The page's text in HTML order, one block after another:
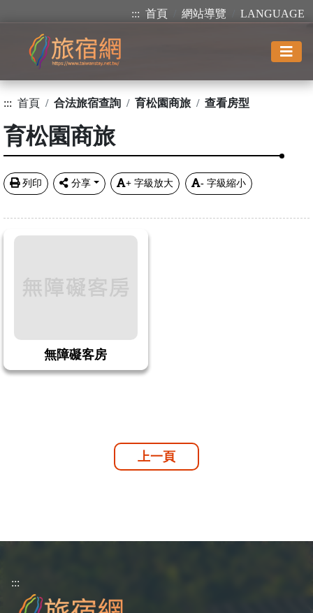
::: 首頁 網站導覽 LANGUAGE
::: 首頁 合法旅宿查詢 育松園商旅 查看房型
育松園商旅
列印 分享 + 字級放大 - 字級縮小
無障礙客房
上一頁
:::